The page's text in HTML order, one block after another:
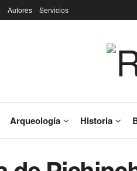
Autores Servicios
Arqueología Historia